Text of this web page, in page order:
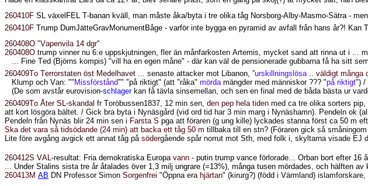
260410F SL växelFEL T-banan kväll, man måste åka/byta i tre olika tåg Norsborg-Alby-Masmo-Sätra -
260410F Trump DumJätteGravMonumentBåge - varför inte bygga en pyramid av avfall från hans år?!
260408O "Vapenvila 14 dgr"
260408O trump vinner nu 6:e uppskjutningen, fler än månfarkosten Artemis, mycket sand att rinna ut i ...
... Fine Ted (Björns kompis) "vill ha en egen måne" - där kan väl de pensionerade gubbarna få ha sitt
260409To Terrorstaten öst Medelhavet ... senaste attacker mot Libanon, ”urskillningslösa .. väldigt många
Klump och Van: "" Missförstånd"" "på riktigt" (att "råka" mördamängder med människor ??? "på riktigt") /
(De som avstår eurovision-schlager kan få tävla sinsemellan, och sen en final med de båda bästa ur
260409To Åter SL-skandal fr Toröbussen1837, 12 min sen, den pep hela tiden med ca tre olika sorters
att kort lösgöra bältet. / Gick bra byta i Nynäsgård (vid ord tid har 3 min marg i Nynäshamn). Pendeln ok
Pendeln från Nynäs blir 24 min sen i Farsta S pga att föraren (g ung kille) lyckades stanna först ca 50 m
Ska det vara så tidsödande (24 min) att backa ett tåg 50 m tillbaka till en stn? (Föraren gick så
Lite före avgång avgick ett annat tåg på södergående spår norrut mot Sth, med folk i, skyltarna visade EJ
260412S VAL-resultat: Fria demokratiska Europa vann - putin trump vance förlorade... Orban bort efter 16
... Under Stalins sista tre år åtalades över 1,3 milj ungrare (=13%), många tusen mördades, och hälften
260413M AB DN Professor Simon Sorgenfrei "Öppna era hjärtan" (kirurg?) (född i Värmland)